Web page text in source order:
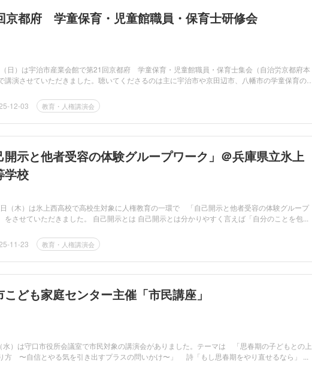
京都府 学童保育・児童館職員・保育士研修会
日）は宇治市産業会館で第21回京都府 学童保育・児童館職員・保育士集会（自治労京都府本
講演させていただきました。聴いてくださるのは主に宇治市や京田辺市、八幡市の学童保育の指
12-03
教育・人権講演会
開示と他者受容の体験グループワーク」＠兵庫県立氷上
学校
（木）は氷上西高校で高校生対象に人権教育の一環で 「自己開示と他者受容の体験グループ
させていただきました。 自己開示とは 自己開示とは分かりやすく言えば「自分のことを包...
11-23 教育・人権講演会
こども家庭センター主催「市民講座」
水）は守口市役所会議室で市民対象の講演会がありました。テーマは 「思春期の子どもとの上
方 〜自信とやる気を引き出すプラスの問いかけ〜」 詩「もし思春期をやり直せるなら」 ...